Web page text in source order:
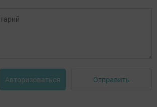
Авторизоваться Отправить